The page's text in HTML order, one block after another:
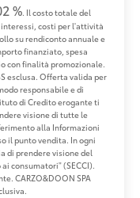
%. Il costo totale del
costi per l'attività
su rendiconto annuale e
finanziato, spesa
con finalità promozionale.
esclusa. Offerta valida per
responsabile e di
di Credito erogante ti
visione di tutte le
alla Informazioni
il punto vendita. In ogni
di prendere visione del
consumatori" (SECCI).
CARZO&DOON SPA